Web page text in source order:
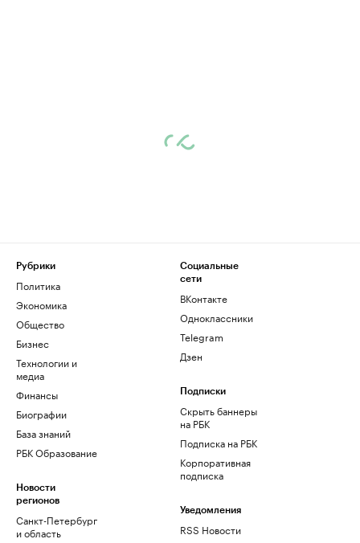
Рубрики
Политика
Экономика
Общество
Бизнес
Технологии и
медиа
Финансы
Биографии
База знаний
РБК Образование
Новости
регионов
Санкт-Петербург
и область
Социальные
сети
ВКонтакте
Одноклассники
Telegram
Дзен
Подписки
Скрыть баннеры
на РБК
Подписка на РБК
Корпоративная
подписка
Уведомления
RSS Новости